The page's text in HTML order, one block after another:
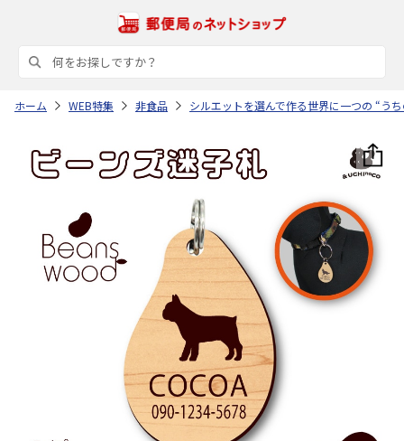
ホーム WEB特集 非食品 シルエットを選んで作る世界に一つの “う